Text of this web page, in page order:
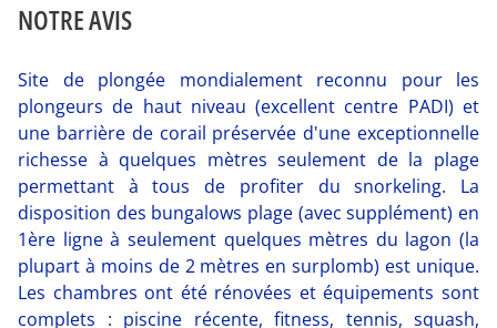
NOTRE AVIS
Site de plongée mondialement reconnu pour les
plongeurs de haut niveau (excellent centre PADI) et
une barrière de corail préservée d'une exceptionnelle
richesse à quelques mètres seulement de la plage
permettant à tous de profiter du snorkeling. La
disposition des bungalows plage (avec supplément) en
1ère ligne à seulement quelques mètres du lagon (la
plupart à moins de 2 mètres en surplomb) est unique.
Les chambres ont été rénovées et équipements sont
complets : piscine récente, fitness, tennis, squash,